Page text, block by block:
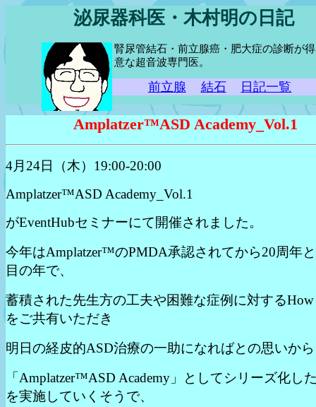
泌尿器科医・木村明の日記
腎尿管結石・前立腺癌・肥大症の診断が得
意な超音波専門医。
前立腺 結石 日記一覧
Amplatzer™ASD Academy_Vol.1
4月24日（木）19:00-20:00
Amplatzer™ASD Academy_Vol.1
がEventHubセミナーにて開催されました。
今年はAmplatzer™のPMDA承認されてから20周年
目の年で、
蓄積された先生方の工夫や困難な症例に対する
をご共有いただき
明日の経皮的ASD治療の一助になればとの思いから
「Amplatzer™ASD Academy」としてシリーズ化し
を実施していくそうで、